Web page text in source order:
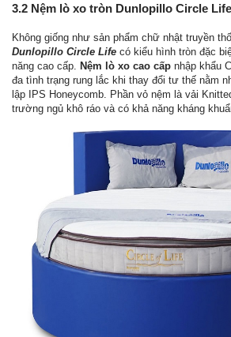
3.2 Nệm lò xo tròn Dunlopillo Circle Life
Không giống như sản phẩm chữ nhật truyền
Dunlopillo Circle Life có kiểu hình tròn đặc
năng cao cấp.
Nệm lò xo cao cấp nhập khẩu
đa tình trạng rung lắc khi thay đổi tư thế nằm
lập IPS Honeycomb. Phần vỏ nệm là vải
trường ngủ khô ráo và có khả năng kháng